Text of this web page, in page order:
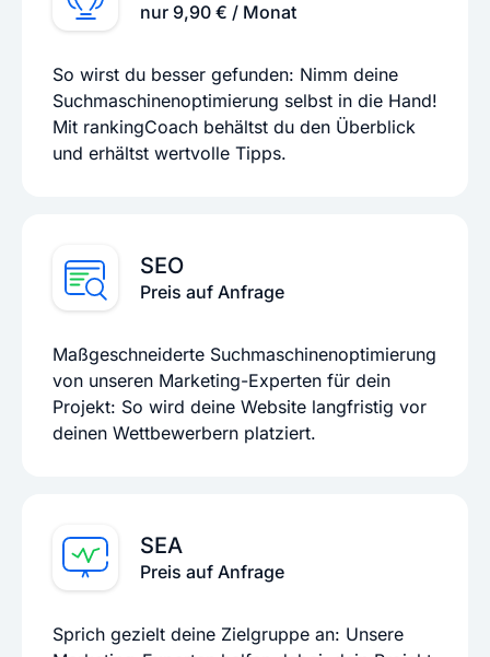
nur 9,90 € / Monat
So wirst du besser gefunden: Nimm deine
Suchmaschinenoptimierung selbst in die Hand!
Mit rankingCoach behältst du den Überblick
und erhältst wertvolle Tipps.
SEO
Preis auf Anfrage
Maßgeschneiderte Suchmaschinenoptimierung
von unseren Marketing-Experten für dein
Projekt: So wird deine Website langfristig vor
deinen Wettbewerbern platziert.
SEA
Preis auf Anfrage
Sprich gezielt deine Zielgruppe an: Unsere